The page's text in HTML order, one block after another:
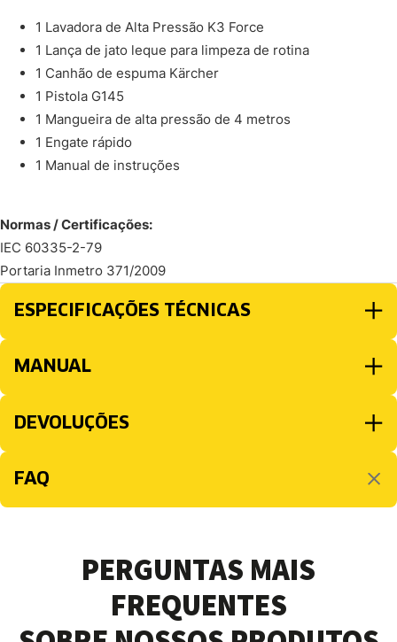
1 Lavadora de Alta Pressão K3 Force
1 Lança de jato leque para limpeza de rotina
1 Canhão de espuma Kärcher
1 Pistola G145
1 Mangueira de alta pressão de 4 metros
1 Engate rápido
1 Manual de instruções
Normas / Certificações:
IEC 60335-2-79
Portaria Inmetro 371/2009
ESPECIFICAÇÕES TÉCNICAS
MANUAL
DEVOLUÇÕES
FAQ
PERGUNTAS MAIS
FREQUENTES